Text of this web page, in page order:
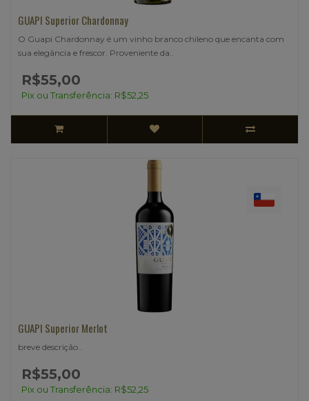
GUAPI Superior Chardonnay
O Guapi Chardonnay é um vinho branco chileno que encanta com
sua elegância e frescor. Proveniente da..
R$55,00
Pix ou Transferência: R$52,25
GUAPI Superior Merlot
breve descrição..
R$55,00
Pix ou Transferência: R$52,25